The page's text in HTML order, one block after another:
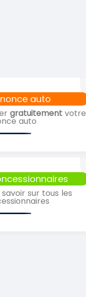
auto
gratuitement votre
auto
sur tous les